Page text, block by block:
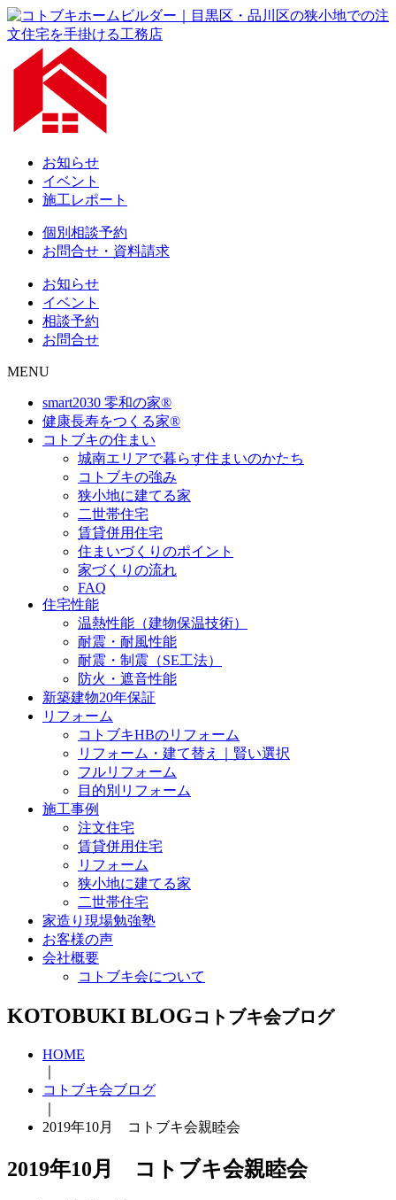
お知らせ
イベント
施工レポート
個別相談予約
お問合せ・資料請求
お知らせ
イベント
相談予約
お問合せ
MENU
smart2030 零和の家®
健康長寿をつくる家®
コトブキの住まい
城南エリアで暮らす住まいのかたち
コトブキの強み
狭小地に建てる家
二世帯住宅
賃貸併用住宅
住まいづくりのポイント
家づくりの流れ
FAQ
住宅性能
温熱性能（建物保温技術）
耐震・耐風性能
耐震・制震（SE工法）
防火・遮音性能
新築建物20年保証
リフォーム
コトブキHBのリフォーム
リフォーム・建て替え｜賢い選択
フルリフォーム
目的別リフォーム
施工事例
注文住宅
賃貸併用住宅
リフォーム
狭小地に建てる家
二世帯住宅
家造り現場勉強塾
お客様の声
会社概要
コトブキ会について
KOTOBUKI BLOGコトブキ会ブログ
HOME
コトブキ会ブログ
2019年10月 コトブキ会親睦会
2019年10月 コトブキ会親睦会